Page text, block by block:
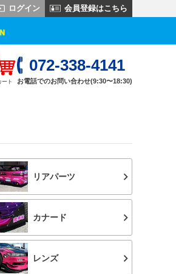
ログイン 会員登録はこちら
ート
072-338-4141
お電話でのお問い合わせ(9:30〜18:30)
リアパーツ
カナード
レンズ